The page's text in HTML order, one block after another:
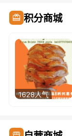
积分商城
1628人气